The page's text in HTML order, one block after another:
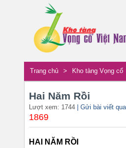
Trang chủ > Kho tàng Vọng cổ
Hai Năm Rồi
Lượt xem: 1744 | Gửi bài viết
1869
HAI NĂM RỒI